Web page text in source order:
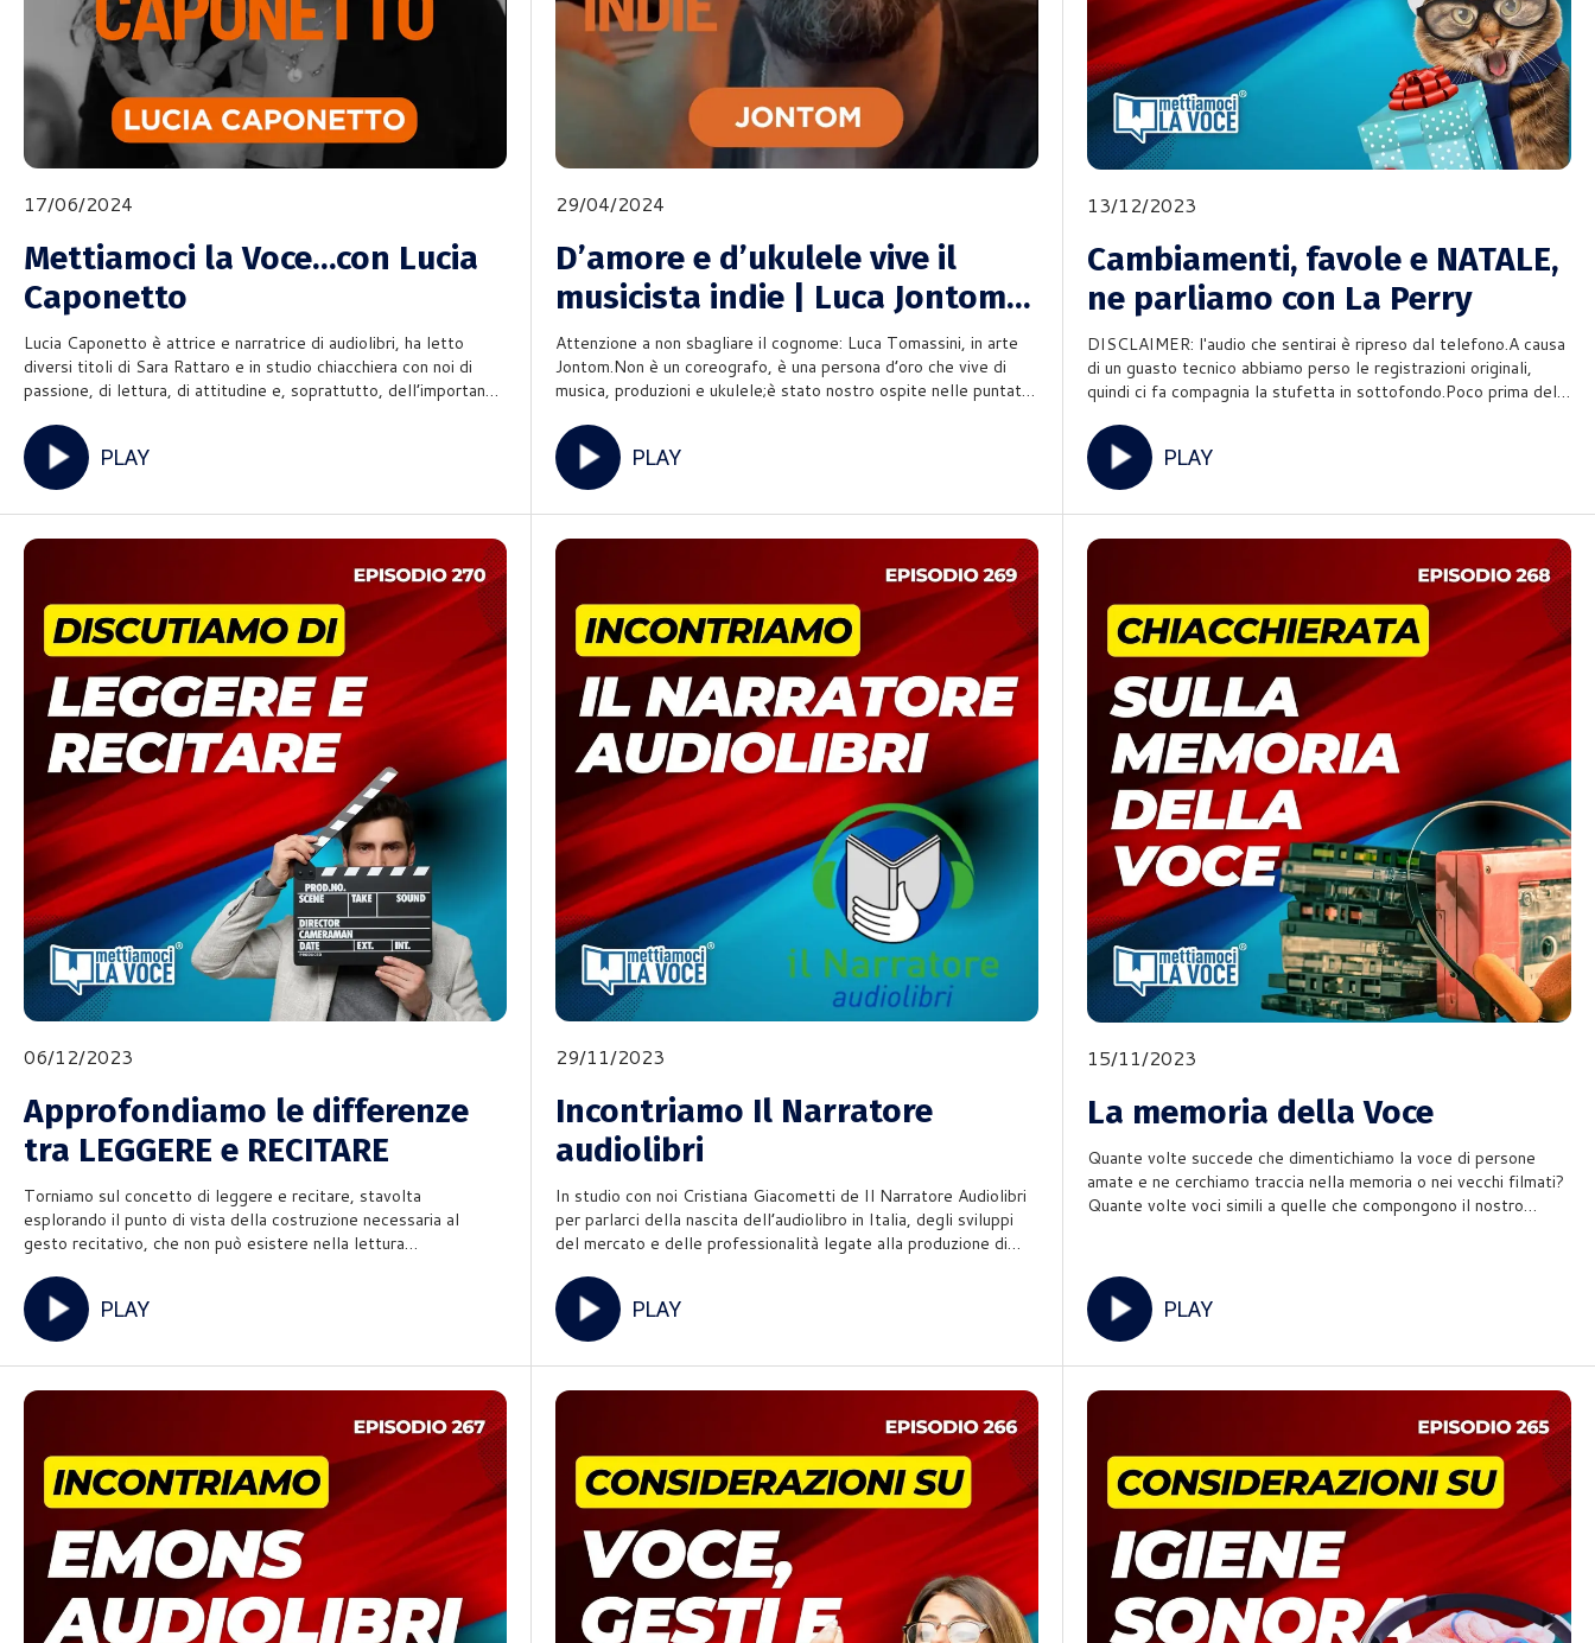
17/06/2024
Mettiamoci la Voce…con Lucia
Caponetto
Lucia Caponetto è attrice e narratrice di audiolibri, ha letto
diversi titoli di Sara Rattaro e in studio chiacchiera con noi di
passione, di lettura, di attitudine e, soprattutto, dell’importanza
via il marketing, esalta la componente
PLAY
29/04/2024
D’amore e d’ukulele vive il
musicista indie | Luca Jontom
Tomassini a Mettiamoci la Voce
Attenzione a non sbagliare il cognome: Luca Tomassini, in arte
Jontom.Non è un coreografo, è una persona d’oro che vive di
musica, produzioni e ukulele;è stato nostro ospite nelle puntate
voce, di arte, di tante cose nerd e della belle
PLAY
13/12/2023
Cambiamenti, favole e NATALE,
ne parliamo con La Perry
DISCLAIMER: l'audio che sentirai è ripreso dal telefono.A causa
di un guasto tecnico abbiamo perso le registrazioni originali,
quindi ci fa compagnia la stufetta in sottofondo.Poco prima della
La Perry è venuta a trovarci per un worksh
PLAY
06/12/2023
Approfondiamo le differenze
tra LEGGERE e RECITARE
Torniamo sul concetto di leggere e recitare, stavolta
esplorando il punto di vista della costruzione necessaria al
gesto recitativo, che non può esistere nella lettura
Peruffo, che è venuto a trovarci nelle nuova sede di
Genova.Della differ
PLAY
29/11/2023
Incontriamo Il Narratore
audiolibri
In studio con noi Cristiana Giacometti de Il Narratore Audiolibri
per parlarci della nascita dell’audiolibro in Italia, degli sviluppi
del mercato e delle professionalità legate alla produzione di
audiolibri, vuole pubblicare il suo
PLAY
15/11/2023
La memoria della Voce
Quante volte succede che dimentichiamo la voce di persone
amate e ne cerchiamo traccia nella memoria o nei vecchi filmati?
Quante volte voci simili a quelle che compongono il nostro
PLAY